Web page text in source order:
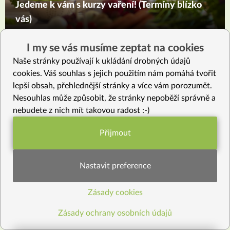
Jedeme k vám s kurzy vaření! (Termíny blízko
vás)
Čtěte více na toto téma
I my se vás musíme zeptat na cookies
Naše stránky používají k ukládání drobných údajů
cookies. Váš souhlas s jejich použitím nám pomáhá tvořit
lepší obsah, přehlednější stránky a více vám porozumět.
Nesouhlas může způsobit, že stránky nepoběží správně a
nebudete z nich mít takovou radost :-)
Funkční nastavení potřebujeme (vždy
Statistiky pro lepší obsah
Přijmout
Nastavit preference
Zásady cookies
Zásady ochrany osobních údajů